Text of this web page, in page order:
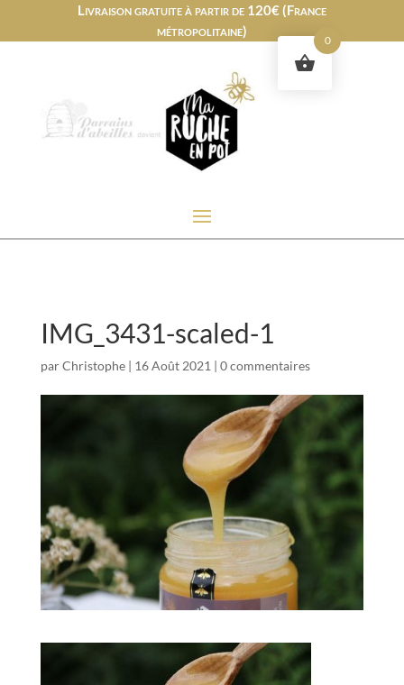
Livraison gratuite à partir de 120€ (France
métropolitaine)
IMG_3431-scaled-1
parChristophe| 16 Août 2021| 0 commentaires
0